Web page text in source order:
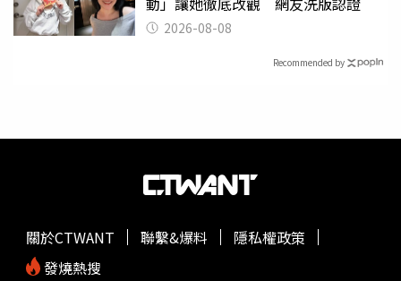
2026-08-08
Recommended by
關於CTWANT 聯繫&爆料
隱私權政策
發燒熱搜